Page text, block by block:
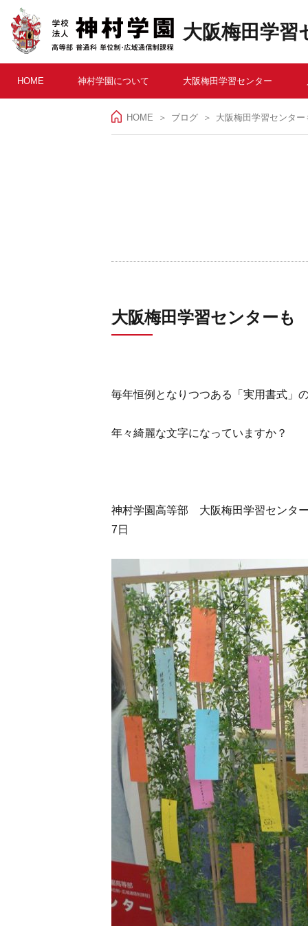
大阪梅田学習
HOME 神村学園について 大阪梅田学習センター
HOME ＞ ブログ 大阪梅田学習センタ
大阪梅田学習センター
毎年恒例となりつつある「実用書式」
年々綺麗な文字になっていますか？
神村学園高等部 大阪梅田学習センタ
7日